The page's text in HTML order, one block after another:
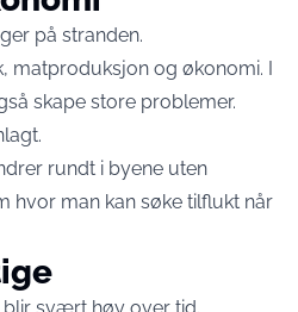
på stranden.
matproduksjon og økonomi. I
skape store problemer.
rundt i byene uten
hvor man kan søke tilflukt når